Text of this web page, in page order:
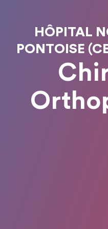
HÔPITAL
PONTOISE